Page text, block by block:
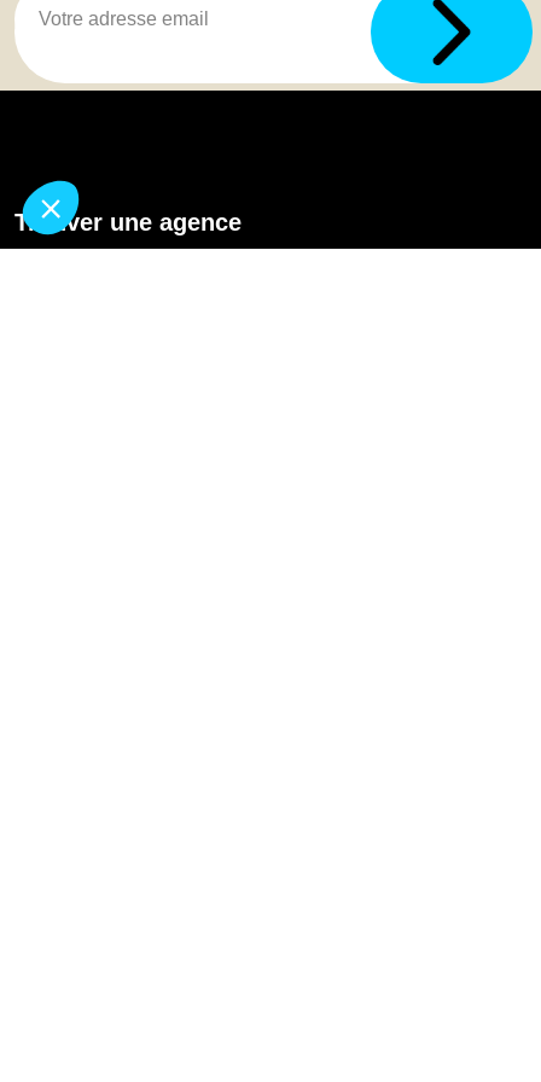
Aménagement salle de bains senior à
Installation douche sécurisée pour senior
Provence (13)
Trouver une agence